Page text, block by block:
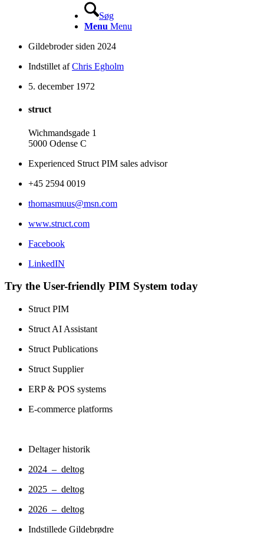
Søg
Menu Menu
Gildebroder siden 2024
Indstillet afChris Egholm
5. december 1972
struct
Wichmandsgade 1
5000 Odense C
Experienced Struct PIM sales advisor
+45 2594 0019
thomasmuus@msn.com
www.struct.com
Facebook
LinkedIN
Try the User-friendly PIM System today
Struct PIM
Struct AI Assistant
Struct Publications
Struct Supplier
ERP & POS systems
E-commerce platforms
Deltager historik
2024 – deltog
2025 – deltog
2026 – deltog
Indstillede Gildebrødre